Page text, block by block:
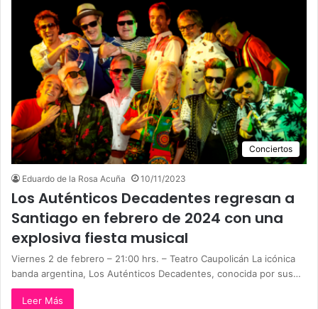
Conciertos
Eduardo de la Rosa Acuña 10/11/2023
Los Auténticos Decadentes regresan a
Santiago en febrero de 2024 con una
explosiva fiesta musical
Viernes 2 de febrero – 21:00 hrs. – Teatro Caupolicán La icónica
banda argentina, Los Auténticos Decadentes, conocida por sus…
Leer Más